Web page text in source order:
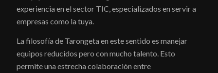
experiencia en el sector TIC, especializados en servir a
empresas como la tuya.
La filosofía de Tarongeta en este sentido es manejar
equipos reducidos pero con mucho talento. Esto
permite una estrecha colaboración entre